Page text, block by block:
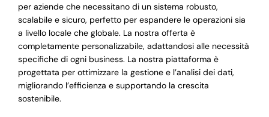
per aziende che necessitano di un sistema robusto,
scalabile e sicuro, perfetto per espandere le operazioni sia
a livello locale che globale. La nostra offerta è
completamente personalizzabile, adattandosi alle necessità
specifiche di ogni business. La nostra piattaforma è
progettata per ottimizzare la gestione e l’analisi dei dati,
migliorando l’efficienza e supportando la crescita
sostenibile.